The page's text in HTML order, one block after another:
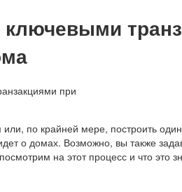
ключевыми
по крайней мере, построить
о домах. Возможно, вы также
на этот процесс и что это